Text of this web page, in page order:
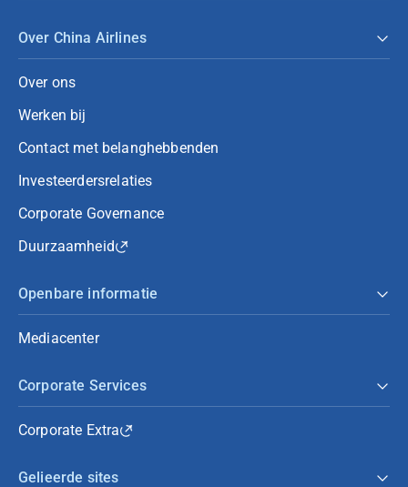
Over China Airlines
Over ons
Werken bij
Contact met belanghebbenden
Investeerdersrelaties
Corporate Governance
Duurzaamheid
Openbare informatie
Mediacenter
Corporate Services
Corporate Extra
Gelieerde sites